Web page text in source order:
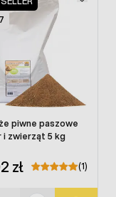
piwne paszowe
dla kur i zwierząt 5 kg
zł (1)